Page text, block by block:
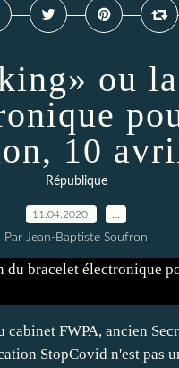
ou
10
République
11.04.2020
Par Jean-Baptiste Soufron
cabinet FWPA, ancien
StopCovid n'est pas